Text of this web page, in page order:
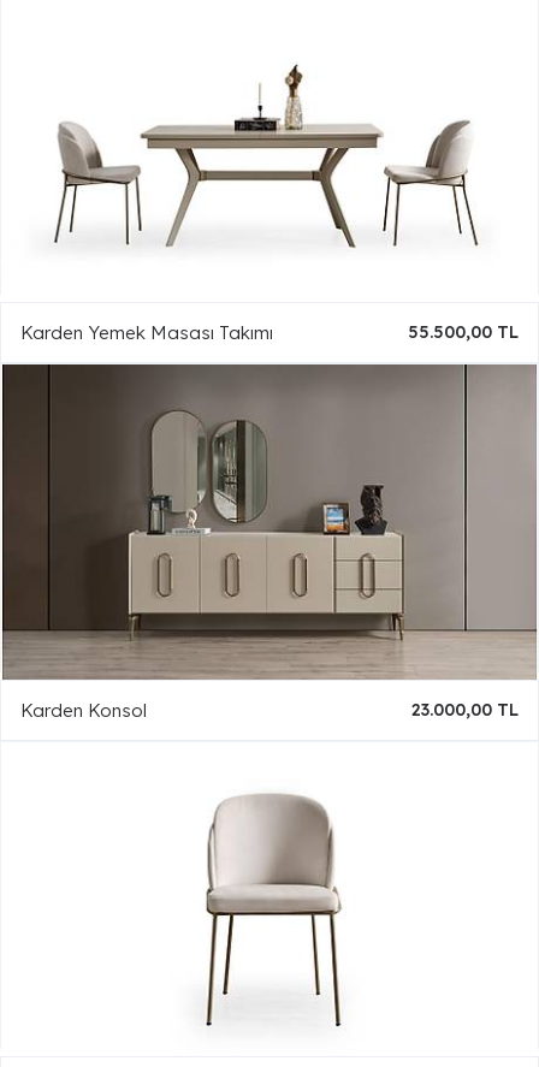
Karden Yemek Masası Takımı 55.500,00 TL
Karden Konsol 23.000,00 TL